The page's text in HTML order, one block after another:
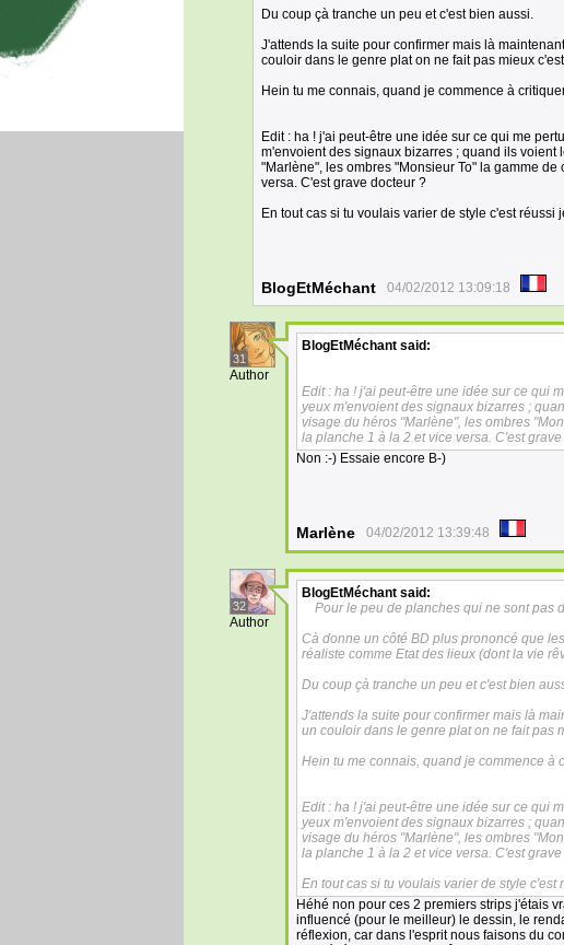
Du coup çà tranche un peu et c'est bien aussi.
J'attends la suite pour confirmer mais là
couloir dans le genre plat on ne fait pas mieux
Hein tu me connais, quand je commence à
Edit : ha ! j'ai peut-être une idée sur ce qui me
m'envoient des signaux bizarres ; quand ils voient
"Marlène", les ombres "Monsieur To" la gamme
versa. C'est grave docteur ?
En tout cas si tu voulais varier de style c'est
BlogEtMéchant 04/02/2012 13:09:18
31
Author
BlogEtMéchant said:
Edit : ha ! j'ai peut-être une idée sur ce qui
yeux m'envoient des signaux bizarres ;
visage du héros "Marlène", les ombres
la planche 1 à la 2 et vice versa. C'est
Non :-) Essaie encore B-)
Marlène 04/02/2012 13:39:48
32
Author
BlogEtMéchant said:
Pour le peu de planches qui ne sont pas
Cà donne un côté BD plus prononcé que
réaliste comme Etat des lieux (dont la vie
Du coup çà tranche un peu et c'est bien
J'attends la suite pour confirmer mais là
un couloir dans le genre plat on ne fait pas
Hein tu me connais, quand je commence à
Edit : ha ! j'ai peut-être une idée sur ce qui
yeux m'envoient des signaux bizarres ;
visage du héros "Marlène", les ombres
la planche 1 à la 2 et vice versa. C'est
En tout cas si tu voulais varier de style
Héhé non pour ces 2 premiers strips j'étais
influencé (pour le meilleur) le dessin, le
réflexion, car dans l'esprit nous faisons du